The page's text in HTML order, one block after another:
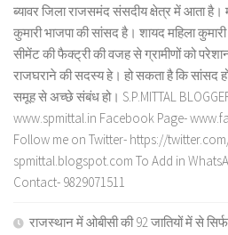
ब्यावर जिला राजसमंद संसदीय क्षेत्र में आता है।
कुमारी भाजपा की सांसद है। शायद महिला कुमारी
सीमेंट की फैक्ट्री की वजह से ग्रामीणों को परेशान
राजघराने की सदस्य हे। हो सकता है कि सांसद
समूह से अच्छे संबंध हो। S.P.MITTAL
www.spmittal.in Facebook Page-
Follow me on Twitter- https://
spmittal.blogspot.com To Add in
Contact- 9829071511
राजस्थान में ओबीसी की 92 जातियों में से